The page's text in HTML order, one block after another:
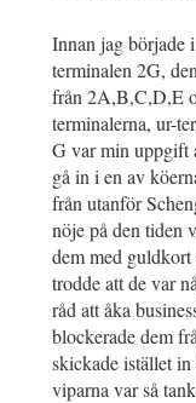
Innan jag började
terminalen 2G,
från 2A,B,C,D,E
terminalerna, ur-
G var min uppgift
gå in i en av
från utanför
nöje på den tiden
dem med guldkort
trodde att de var
råd att åka
blockerade dem
skickade istället
viparna var så